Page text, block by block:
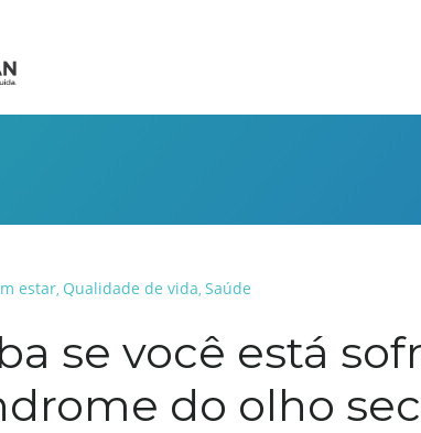
estar, Qualidade de vida, Saúde
se você está
do olho